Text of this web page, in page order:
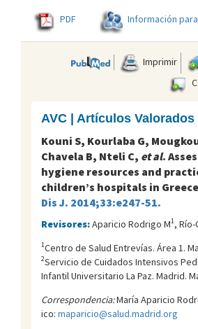
PDF Información
Imprimir
AVC | Artículos
Kouni S, Kourlaba G,
Chavela B, Nteli C, et al.
hygiene resources and
children’s hospitals in
Dis J. 2014;33:e247-51.
Revisores:Aparicio Rodrigo M1, Río-
1Centro de Salud Entreví­as. Área 1.
2Servicio de Cuidados Intensivos
Infantil Universitario La Paz. Madrid.
Correspondencia:María Aparicio
ico: maparicio@salud.madrid.org